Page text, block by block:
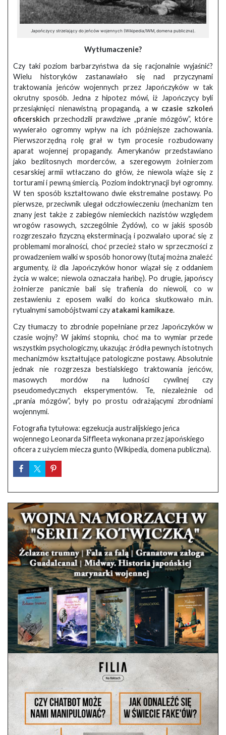
Japończycy strzelający do jeńców wojennych (Wikipedia/IWM, domena publiczna).
Wytłumaczenie?
Czy taki poziom barbarzyństwa da się racjonalnie wyjaśnić?
Wielu historyków zastanawiało się nad przyczynami
traktowania jeńców wojennych przez Japończyków w tak
okrutny sposób. Jedna z hipotez mówi, iż Japończycy byli
przesiąknięci nienawistną propagandą, aw czasie szkoleń
oficerskich przechodzili prawdziwe „pranie mózgów”, które
wywierało ogromny wpływ na ich późniejsze zachowania.
Pierwszorzędną rolę grał w tym procesie rozbudowany
aparat wojennej propagandy. Amerykanów przedstawiano
jako bezlitosnych morderców, a szeregowym żołnierzom
cesarskiej armii wtłaczano do głów, że niewola wiąże się z
torturami i pewną śmiercią. Poziom indoktrynacji był ogromny.
W ten sposób kształtowano dwie ekstremalne postawy. Po
pierwsze, przeciwnik ulegał odczłowieczeniu (mechanizm ten
znany jest także z zabiegów niemieckich nazistów względem
wrogów rasowych, szczególnie Żydów), co w jakiś sposób
rozgrzeszało fizyczną eksterminacją i pozwalało uporać się z
problemami moralności, choć przecież stało w sprzeczności z
prowadzeniem walki w sposób honorowy (tutaj można znaleźć
argumenty, iż dla Japończyków honor wiązał się z oddaniem
życia w walce; niewola oznaczała hańbę). Po drugie, japońscy
żołnierze panicznie bali się trafienia do niewoli, co w
zestawieniu z eposem walki do końca skutkowało m.in.
rytualnymi samobójstwami czy atakami kamikaze.
Czy tłumaczy to zbrodnie popełniane przez Japończyków w
czasie wojny? W jakimś stopniu, choć ma to wymiar przede
wszystkim psychologiczny, ukazując źródła pewnych istotnych
mechanizmów kształtujące patologiczne postawy. Absolutnie
jednak nie rozgrzesza bestialskiego traktowania jeńców,
masowych mordów na ludności cywilnej czy
pseudomedycznych eksperymentów. Te, niezależnie od
„prania mózgów”, były po prostu odrażającymi zbrodniami
wojennymi.
Fotografia tytułowa: egzekucja australijskiego jeńca
wojennego Leonarda Siffleeta wykonana przez japońskiego
oficera z użyciem miecza gunto (Wikipedia, domena publiczna).